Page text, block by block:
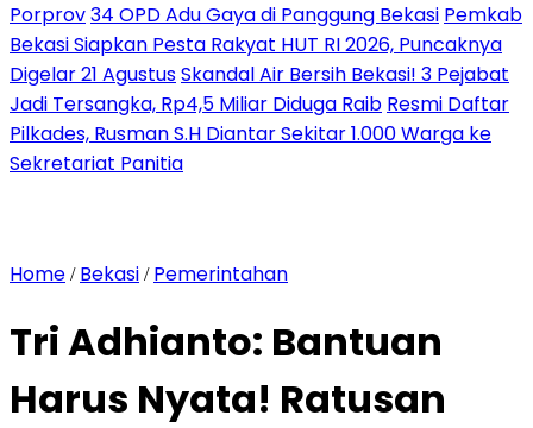
Porprov34 OPD Adu Gaya di Panggung Bekasi Pemkab
Bekasi Siapkan Pesta Rakyat HUT RI 2026, Puncaknya
Digelar 21 AgustusSkandal Air Bersih Bekasi! 3 Pejabat
Jadi Tersangka, Rp4,5 Miliar Diduga Raib Resmi Daftar
Pilkades, Rusman S.H Diantar Sekitar 1.000 Warga ke
Sekretariat Panitia
Home / Bekasi / Pemerintahan
Tri Adhianto: Bantuan
Harus Nyata! Ratusan